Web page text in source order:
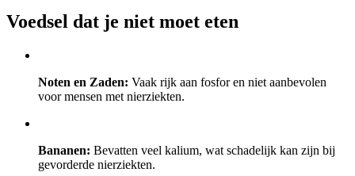
Voedsel dat je niet moet eten
Noten en Zaden: Vaak rijk aan fosfor en niet aanbevolen
voor mensen met nierziekten.
Bananen: Bevatten veel kalium, wat schadelijk kan zijn bij
gevorderde nierziekten.